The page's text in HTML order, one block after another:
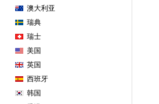
澳大利亚
瑞典
瑞士
美国
英国
西班牙
韩国